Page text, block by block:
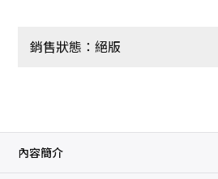
銷售狀態：絕版
內容簡介